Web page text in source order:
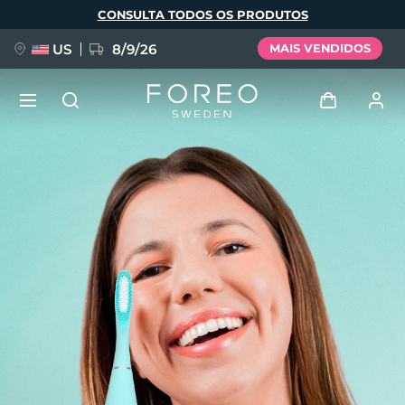
principal
CONSULTA TODOS OS PRODUTOS
US 8/9/26 MAIS VENDIDOS
Perfil de usuário
Meus aparelhos
Meus pedidos
Meus endereços
As minhas subscrições
NOVIDADE
FAQ™ Pure Beauty-Tech Elixir
BREAKING NEWS
issa™ Teeth Whitening Set
Deutsch
Español
Français
Italiano
Português
Svenska
Русский
简体中文 繁體中文